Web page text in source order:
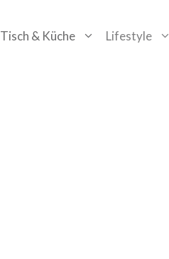
Tisch & Küche Lifestyle